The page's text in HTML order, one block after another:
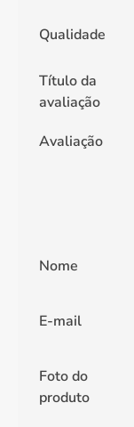
Qualidade
Título da
avaliação
Avaliação
Nome
E-mail
Foto do
produto